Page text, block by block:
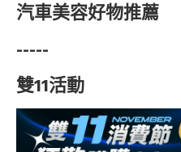
汽車美容好物推薦
-----
雙11活動